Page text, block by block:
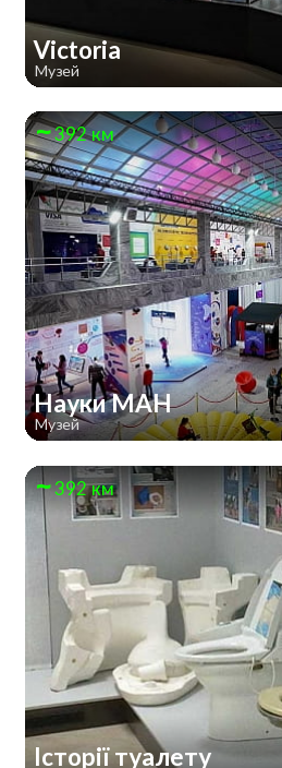
Victoria
Музей
392 км
Науки МАН
Музей
392 км
Історії туалету